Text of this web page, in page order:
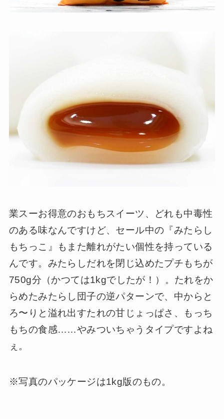
業スーお得意のおもちスイーツ、どれも中毒性
のある味なんですけど、セール中の『みたらし
もちっこ』もまた離れがたい個性を持っている
んです。みたらしだれを閉じ込めたプチもちが
750g分（かつては1kgでしたが！）。たれをか
らめたみたらし団子の逆パターンで、中からと
ろ〜りと溢れ出すたれの甘じょっぱさ、もっち
もちの食感……やみついちゃうタイプですよね
ぇ。
※写真のパッケージは1kg版のもの。